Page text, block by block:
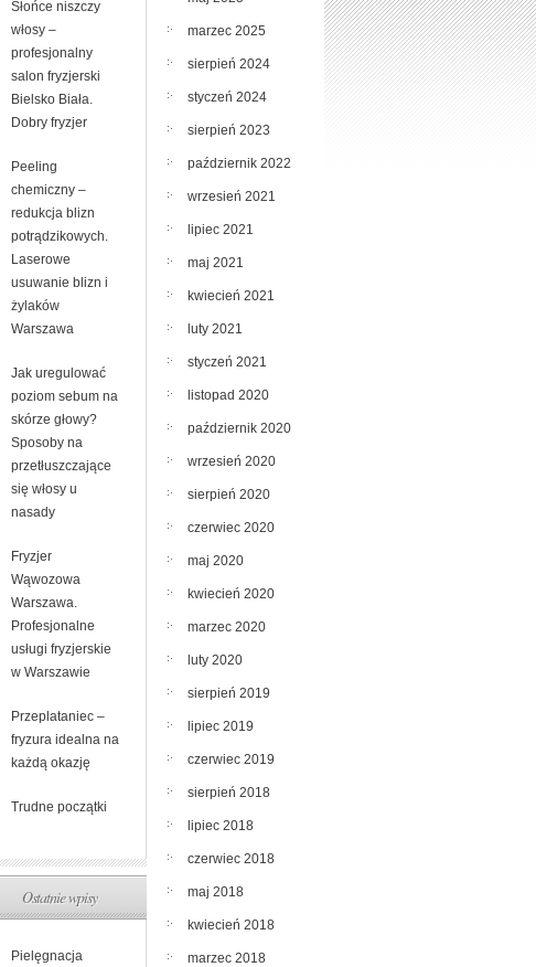
Słońce niszczy
włosy –
profesjonalny
salon fryzjerski
Bielsko Biała.
Dobry fryzjer
Peeling
chemiczny –
redukcja blizn
potrądzikowych.
Laserowe
usuwanie blizn i
żylaków
Warszawa
Jak uregulować
poziom sebum na
skórze głowy?
Sposoby na
przetłuszczające
się włosy u
nasady
Fryzjer
Wąwozowa
Warszawa.
Profesjonalne
usługi fryzjerskie
w Warszawie
Przeplataniec –
fryzura idealna na
każdą okazję
Trudne początki
Ostatnie wpisy
Pielęgnacja
marzec 2025
sierpień 2024
styczeń 2024
sierpień 2023
październik 2022
wrzesień 2021
lipiec 2021
maj 2021
kwiecień 2021
luty 2021
styczeń 2021
listopad 2020
październik 2020
wrzesień 2020
sierpień 2020
czerwiec 2020
maj 2020
kwiecień 2020
marzec 2020
luty 2020
sierpień 2019
lipiec 2019
czerwiec 2019
sierpień 2018
lipiec 2018
czerwiec 2018
maj 2018
kwiecień 2018
marzec 2018